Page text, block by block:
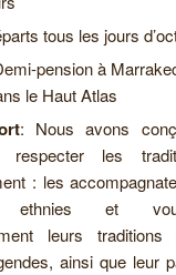
tous les jours
pension à
le Haut Atlas
: Nous avons
respecter les
: les
ethnies et
leurs
ainsi que leur